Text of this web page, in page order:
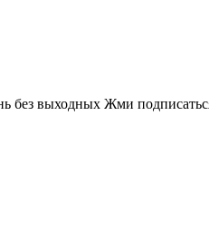
выходных Жми